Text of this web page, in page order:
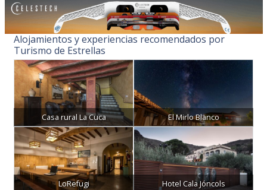
Alojamientos y experiencias recomendados por
Turismo de Estrellas
Casa rural La Cuca El Mirlo Blanco
LoRefugi Hotel Cala Jóncols